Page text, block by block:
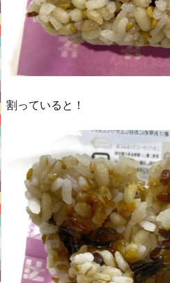
割っていると！